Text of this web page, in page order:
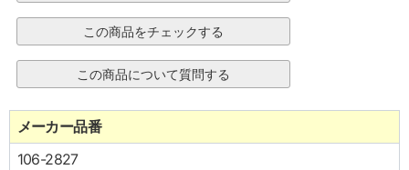
メーカー品番
106-2827